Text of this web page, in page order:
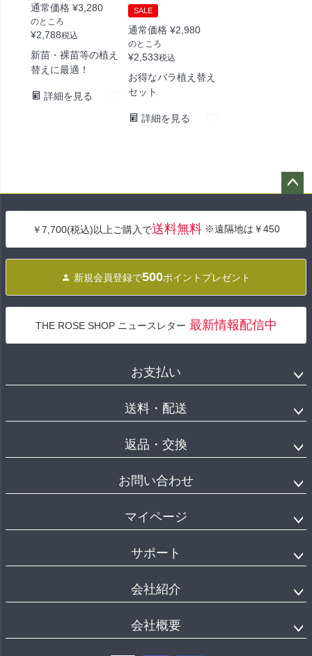
通常価格 ¥3,280
のところ
¥2,788税込
新苗・裸苗等の植え
替えに最適！
詳細を見る
SALE
通常価格 ¥2,980
のところ
¥2,533税込
お得なバラ植え替え
セット
詳細を見る
へ
￥7,700(税込)以上ご購入で送料無料 ※遠隔地は￥450
新規会員登録で500ポイントプレゼント
THE ROSE SHOP ニュースレター 最新情報配信中
お支払い
送料・配送
返品・交換
お問い合わせ
マイページ
サポート
会社紹介
会社概要